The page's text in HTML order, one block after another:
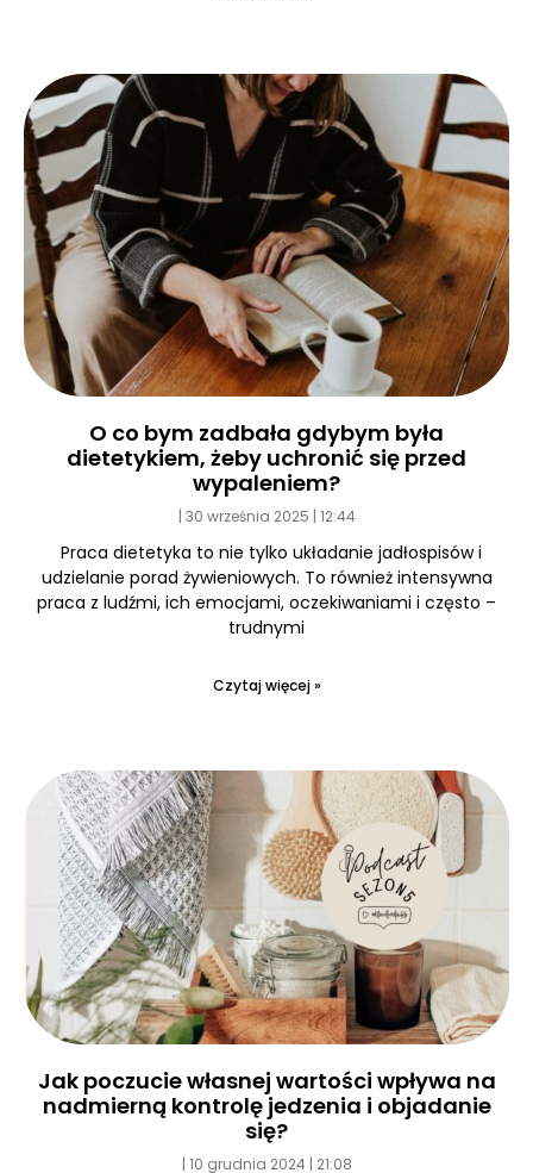
O co bym zadbała gdybym była
dietetykiem, żeby uchronić się przed
wypaleniem?
30 września 2025 12:44
Praca dietetyka to nie tylko układanie jadłospisów i
udzielanie porad żywieniowych. To również intensywna
praca z ludźmi, ich emocjami, oczekiwaniami i często –
trudnymi
Czytaj więcej »
Jak poczucie własnej wartości wpływa na
nadmierną kontrolę jedzenia i objadanie
się?
10 grudnia 2024 21:08